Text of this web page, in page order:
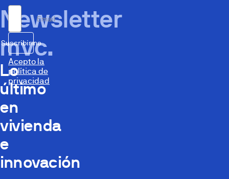
Newsletter
mvc.
Lo
último
en
vivienda
e
innovación
Email
Suscribirme
Acepto la
política de
privacidad